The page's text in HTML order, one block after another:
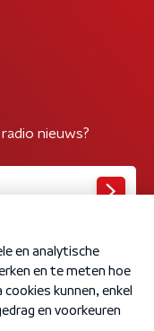
nieuws?